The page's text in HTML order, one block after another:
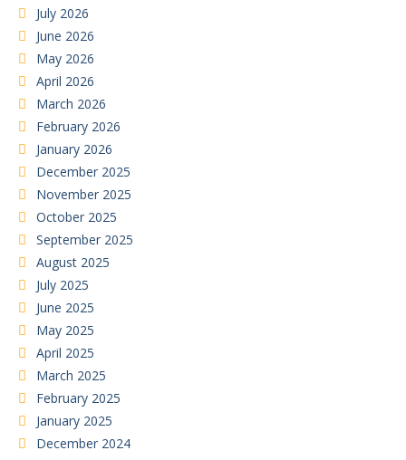
July 2026
June 2026
May 2026
April 2026
March 2026
February 2026
January 2026
December 2025
November 2025
October 2025
September 2025
August 2025
July 2025
June 2025
May 2025
April 2025
March 2025
February 2025
January 2025
December 2024